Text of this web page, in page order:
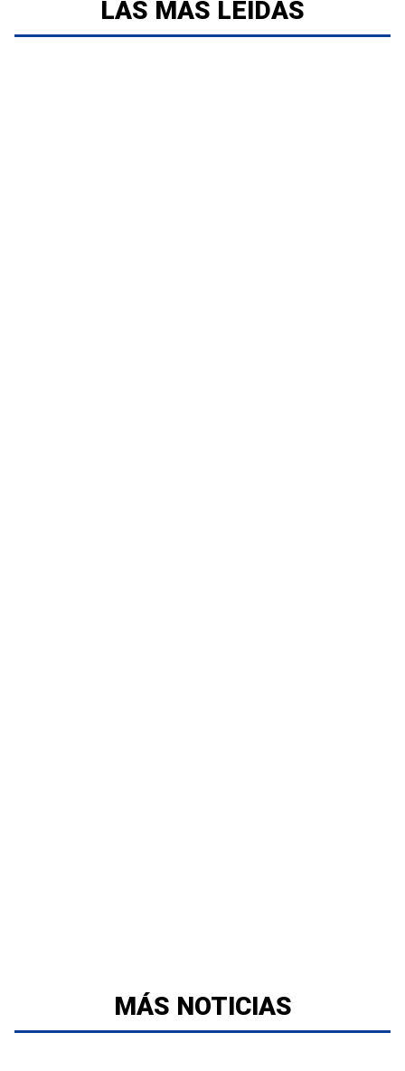
LAS MÁS LEÍDAS
MÁS NOTICIAS